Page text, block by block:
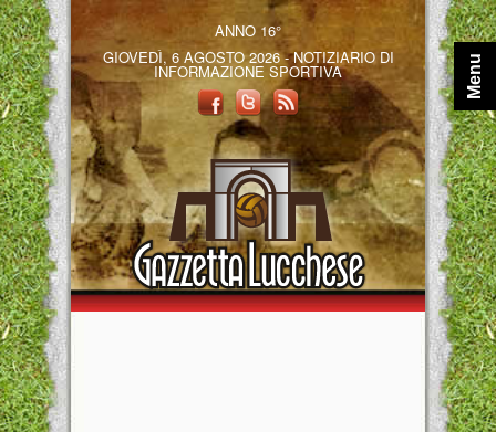
ANNO 16°
GIOVEDÌ, 6 AGOSTO 2026 - NOTIZIARIO DI
INFORMAZIONE SPORTIVA Menu